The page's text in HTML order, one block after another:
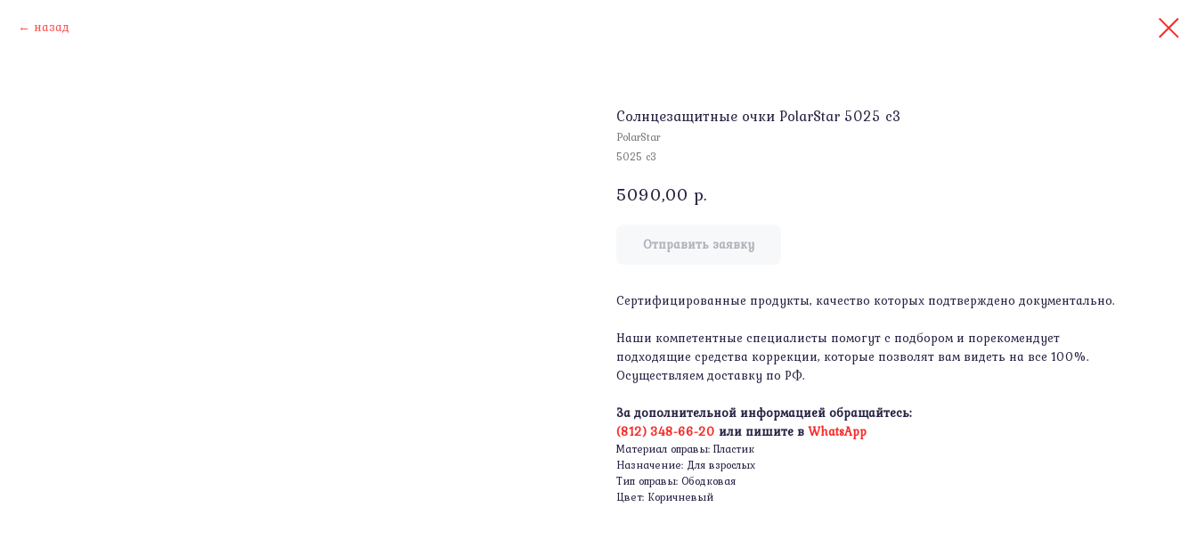
назад
Солнцезащитные очки PolarStar 5025 c3
PolarStar
5025 c3
5090,00 р.
Отправить заявку
Сертифицированные продукты, качество которых подтверждено документально.
Наши компетентные специалисты помогут с подбором и порекомендует
подходящие средства коррекции, которые позволят вам видеть на все 100%.
Осуществляем доставку по РФ.
За дополнительной информацией обращайтесь:
(812) 348-66-20 или пишите в WhatsApp
Материал оправы: Пластик
Назначение: Для взрослых
Тип оправы: Ободковая
Цвет: Коричневый